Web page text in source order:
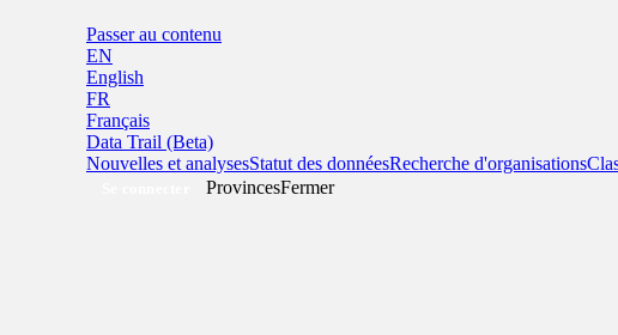
Passer au contenu
EN
English
FR
Français
Data Trail (Beta)
Nouvelles et analysesStatut des donnéesRecherche d'organisations
ProvincesFermer